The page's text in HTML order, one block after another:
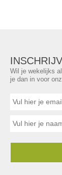
Wil je wekelijks
je dan in voor